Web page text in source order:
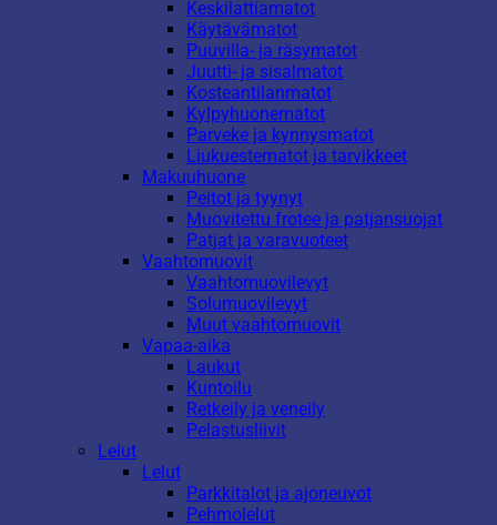
Keskilattiamatot
Käytävämatot
Puuvilla- ja räsymatot
Juutti- ja sisalmatot
Kosteantilanmatot
Kylpyhuonematot
Parveke ja kynnysmatot
Liukuestematot ja tarvikkeet
Makuuhuone
Peitot ja tyynyt
Muovitettu frotee ja patjansuojat
Patjat ja varavuoteet
Vaahtomuovit
Vaahtomuovilevyt
Solumuovilevyt
Muut vaahtomuovit
Vapaa-aika
Laukut
Kuntoilu
Retkeily ja veneily
Pelastusliivit
Lelut
Lelut
Parkkitalot ja ajoneuvot
Pehmolelut